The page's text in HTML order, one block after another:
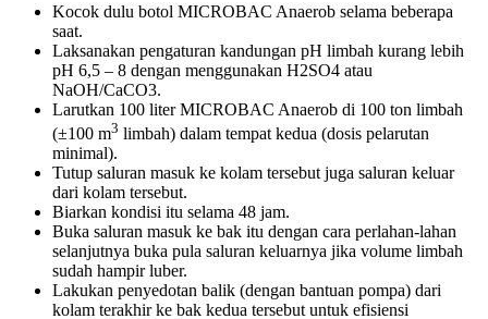
Kocok dulu botol MICROBAC Anaerob selama beberapa
saat.
Laksanakan pengaturan kandungan pH limbah kurang lebih
pH 6,5 – 8 dengan menggunakan H2SO4 atau
NaOH/CaCO3.
Larutkan 100 liter MICROBAC Anaerob di 100 ton limbah
(±100 m3 limbah) dalam tempat kedua (dosis pelarutan
minimal).
Tutup saluran masuk ke kolam tersebut juga saluran keluar
dari kolam tersebut.
Biarkan kondisi itu selama 48 jam.
Buka saluran masuk ke bak itu dengan cara perlahan-lahan
selanjutnya buka pula saluran keluarnya jika volume limbah
sudah hampir luber.
Lakukan penyedotan balik (dengan bantuan pompa) dari
kolam terakhir ke bak kedua tersebut untuk efisiensi